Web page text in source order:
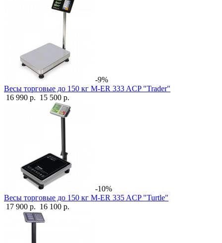
-9%
Весы торговые до 150 кг M-ER 333 ACP "Trader"
16 990 р. 15 500 р.
-10%
Весы торговые до 150 кг M-ER 335 ACP "Turtle"
17 900 р. 16 100 р.